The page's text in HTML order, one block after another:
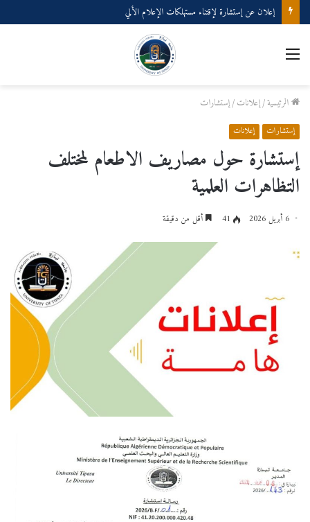
إعلان عن إستشارة لإقتناء مستهلكات الإعلام الألي
القائمة
الرئيسية/إعلانات/إستشارات
إستشارات إعلانات
إستشارة حول مصاريف الاطعام لمختلف
التظاهرات العلمية
6 أبريل 2026 41 أقل من دقيقة